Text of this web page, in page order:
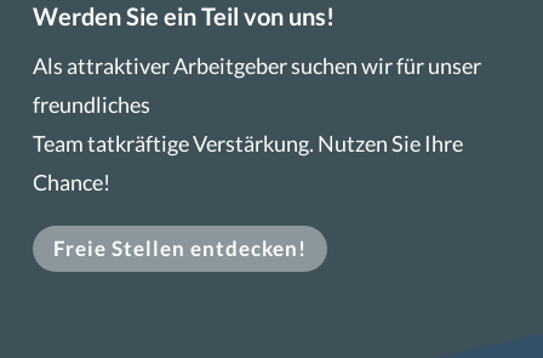
Werden Sie ein Teil von uns!
Als attraktiver Arbeitgeber suchen wir für unser
freundliches
Team tatkräftige Verstärkung. Nutzen Sie Ihre
Chance!
Freie Stellen entdecken!